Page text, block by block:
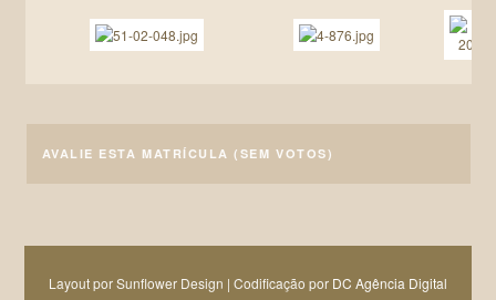
AVALIE ESTA MATRÍCULA(SEM VOTOS)
Layout por Sunflower Design | Codificação por DC Agência Digital